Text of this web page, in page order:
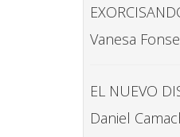
Vanesa
EL NUEVO
Daniel